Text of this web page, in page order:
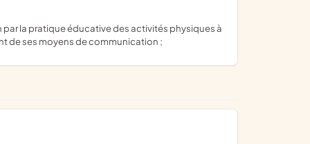
de ses moyens de communication ;